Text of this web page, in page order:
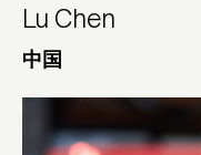
Lu Chen
中国